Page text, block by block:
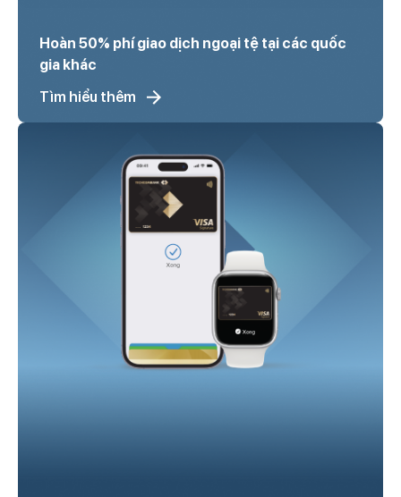
Hoàn 50% phí giao dịch ngoại tệ tại các quốc
gia khác
Tìm hiểu thêm